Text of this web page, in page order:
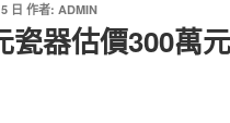
日 作者: ADMIN
瓷器估價300萬